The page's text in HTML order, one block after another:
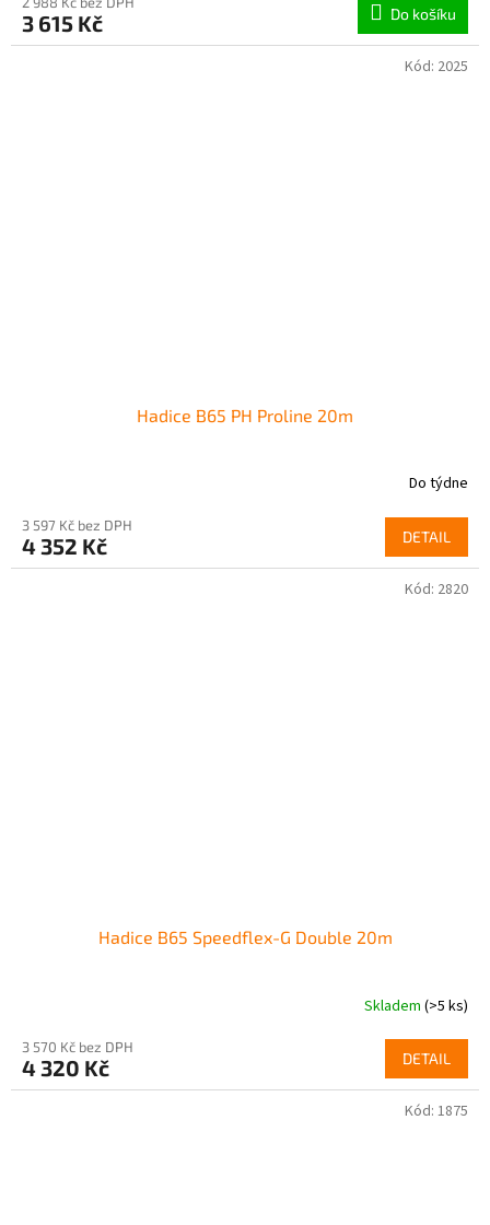
3 615 Kč Do košíku
Hadice B65 PH Proline 20m
Do týdne
3 597 Kč bez DPH
4 352 Kč DETAIL
Kód: 2025
Hadice B65 Speedflex-G Double 20m
Skladem (>5 ks)
3 570 Kč bez DPH
4 320 Kč DETAIL
Kód: 2820
Kód: 1875